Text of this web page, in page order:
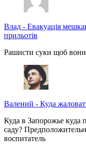
Влад - Евакуація
прильотів
Рашисти суки щоб
Валений - Куда
Куда в Запорожье куда
саду?
воспитатель